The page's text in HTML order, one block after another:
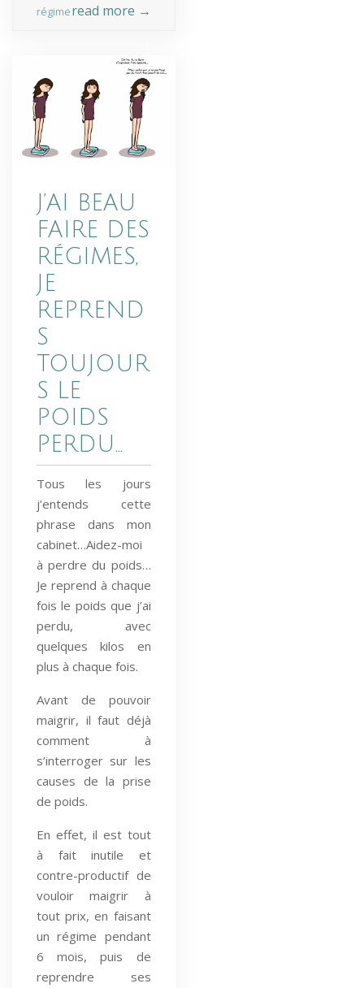
régimeread more →
J’AI BEAU
FAIRE DES
RÉGIMES,
JE
REPREND
S
TOUJOUR
S LE
POIDS
PERDU…
Tous les jours
j’entends cette
phrase dans mon
cabinet…Aidez-moi
à perdre du poids…
Je reprend à chaque
fois le poids que j’ai
perdu, avec
quelques kilos en
plus à chaque fois.
Avant de pouvoir
maigrir, il faut déjà
comment à
s’interroger sur les
causes de la prise
de poids.
En effet, il est tout
à fait inutile et
contre-productif de
vouloir maigrir à
tout prix, en faisant
un régime pendant
6 mois, puis de
reprendre ses